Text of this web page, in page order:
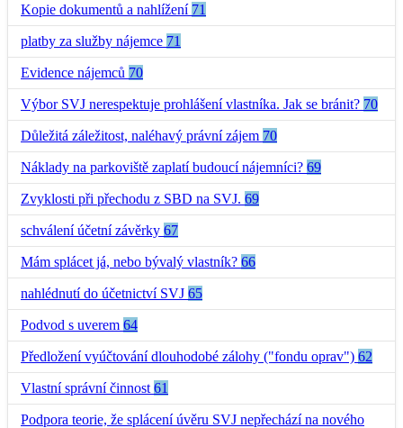
Kopie dokumentů a nahlížení 71
platby za služby nájemce 71
Evidence nájemců 70
Výbor SVJ nerespektuje prohlášení vlastníka. Jak se bránit? 70
Důležitá záležitost, naléhavý právní zájem 70
Náklady na parkoviště zaplatí budoucí nájemníci? 69
Zvyklosti při přechodu z SBD na SVJ. 69
schválení účetní závěrky 67
Mám splácet já, nebo bývalý vlastník? 66
nahlédnutí do účetnictví SVJ 65
Podvod s uverem 64
Předložení vyúčtování dlouhodobé zálohy ("fondu oprav") 62
Vlastní správní činnost 61
Podpora teorie, že splácení úvěru SVJ nepřechází na nového